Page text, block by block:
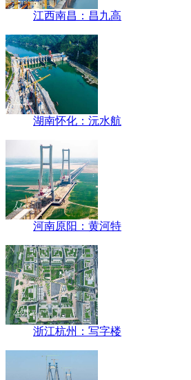
江西南昌：昌九高
湖南怀化：沅水航
河南原阳：黄河特
浙江杭州：写字楼